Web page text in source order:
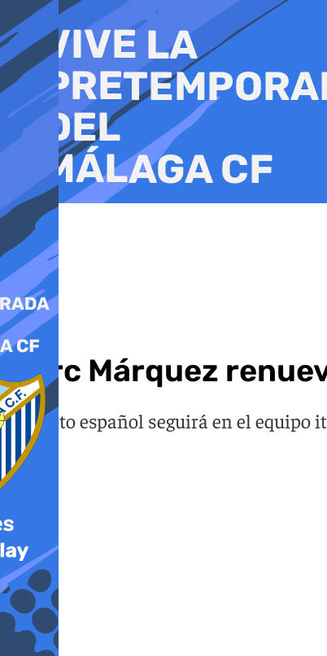
al
contenido
MotoGP
Marc Márquez
El piloto español seguirá en el equipo